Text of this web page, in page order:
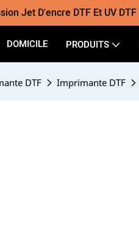
Jet D'encre DTF Et UV DTF
DOMICILE PRODUITS
DTF Imprimante DTF